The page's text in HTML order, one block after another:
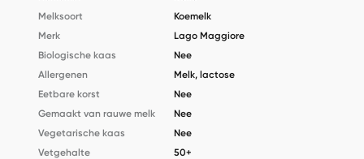
Melksoort
Koemelk
Merk
Lago Maggiore
Biologische kaas
Nee
Allergenen
Melk, lactose
Eetbare korst
Nee
Gemaakt van rauwe melk
Nee
Vegetarische kaas
Nee
Vetgehalte
50+